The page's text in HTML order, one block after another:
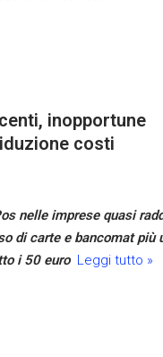
inopportune
costi
nelle imprese quasi
di carte e bancomat più
i 50 euro Leggi tutto »